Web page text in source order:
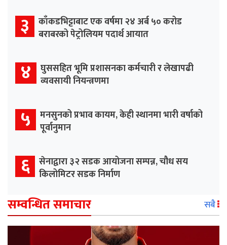
३ काँकडभिट्टाबाट एक वर्षमा २४ अर्ब ५० करोड
बराबरको पेट्रोलियम पदार्थ आयात
४ घुससहित भूमि प्रशासनका कर्मचारी र लेखापढी
व्यवसायी नियन्त्रणमा
५ मनसुनको प्रभाव कायम, केही स्थानमा भारी वर्षाको
पूर्वानुमान
६ सेनाद्वारा ३२ सडक आयोजना सम्पन्न, चौध सय
किलोमिटर सडक निर्माण
सम्वन्धित समाचार सबै